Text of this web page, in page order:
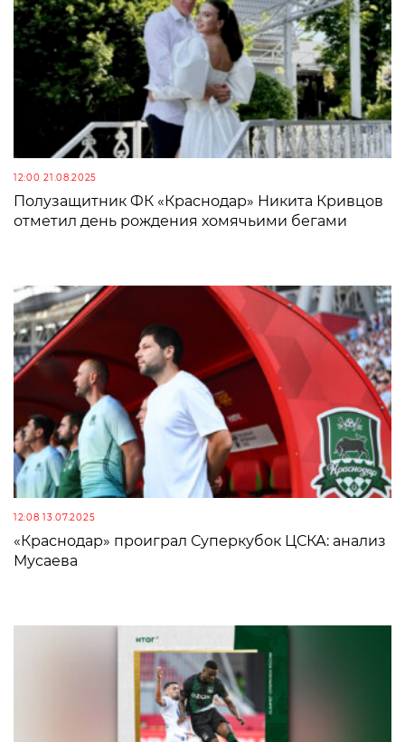
12:00 21.08.2025
Полузащитник ФК «Краснодар» Никита Кривцов
отметил день рождения хомячьими бегами
12:08 13.07.2025
«Краснодар» проиграл Суперкубок ЦСКА: анализ
Мусаева